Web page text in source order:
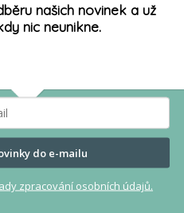
našich novinek a už
nic neunikne.
do e-mailu
zpracování osobních údajů.